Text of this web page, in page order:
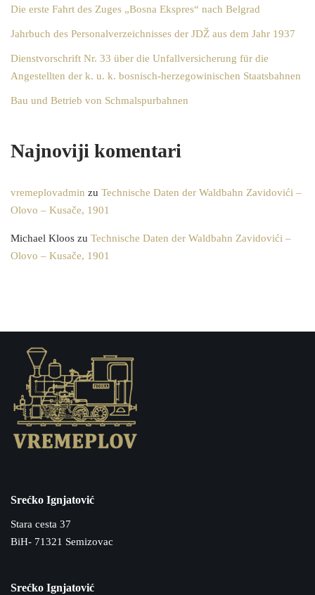
Die erste Fahrt des Zuges „Bosna Ekspres“ nach Belgrad
Jahrbuch des Personalverzeichnisses der JDŽ aus dem Jahr 1937
Dienstvorschrift Nr. 33 über die Unfallversicherung für die
Angestellten der k. u. k. bosnisch-herzegowinischen Staatsbahnen
Bau und Betrieb von Schmalspurbahnen
Najnoviji komentari
vremeplovadmin zu Technische Daten der Waldbahn Zavidovići –
Olovo – Kusače, 1901
Michael Kloos zu Technische Daten der Waldbahn Zavidovići –
Olovo – Kusače, 1901
Srećko Ignjatović
Stara cesta 37
BiH- 71321 Semizovac
Srećko Ignjatović